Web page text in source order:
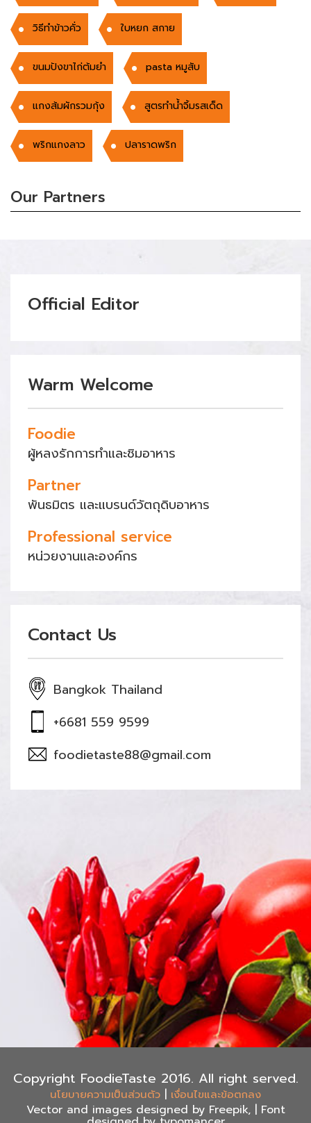
วิธีทำข้าวคั่ว ใบหยก สกาย
ขนมปังขาไก่ต้มยำ pasta หมูสับ
แกงส้มผักรวมกุ้ง สูตรทำน้ำจิ้มรสเด็ด
พริกแกงลาว ปลาราดพริก
Our Partners
Official Editor
Warm Welcome
Foodie
ผู้หลงรักการทำและชิมอาหาร
Partner
พันธมิตร และแบรนด์วัตถุดิบอาหาร
Professional service
หน่วยงานและองค์กร
Contact Us
Bangkok Thailand
+6681 559 9599
foodietaste88@gmail.com
Copyright FoodieTaste 2016. All right served.
นโยบายความเป็นส่วนตัว | เงื่อนไขและข้อตกลง
Vector and images designed by Freepik, | Font